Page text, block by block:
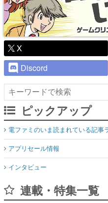
X
Discord
ピックアップ
電ファミのいま読まれている記事
アプリセール情報
インタビュー
連載・特集一覧